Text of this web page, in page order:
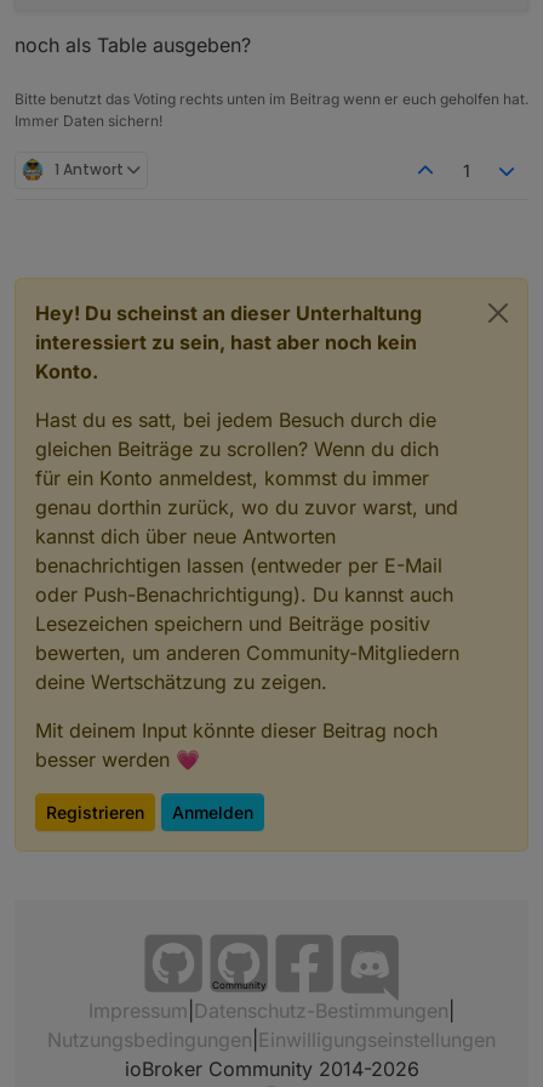
Steuerung und Überwachung von Poolanlagen.
Zu den Funktionen gehören:
Pumpensteuerung (Automatik, Manuell,
Zeitsteuerung, Aus) inkl. Frost- und
Temperaturverwaltung mit bis zu 6 Sensoren,
Sprachausgabe über Alexa oder Telegram
Changelog (Auszug)
0.0.7 – Help-Datei ( help.md
) und erste
noch als Table ausgeben?
Bitte benutzt das Voting rechts unten im Beitrag wenn er euch geholfen hat.
Immer Daten sichern!
1 Antwort 1
Hey! Du scheinst an dieser Unterhaltung
interessiert zu sein, hast aber noch kein
Konto.
Hast du es satt, bei jedem Besuch durch die
gleichen Beiträge zu scrollen? Wenn du dich
für ein Konto anmeldest, kommst du immer
genau dorthin zurück, wo du zuvor warst, und
kannst dich über neue Antworten
benachrichtigen lassen (entweder per E-Mail
oder Push-Benachrichtigung). Du kannst auch
Lesezeichen speichern und Beiträge positiv
bewerten, um anderen Community-Mitgliedern
deine Wertschätzung zu zeigen.
Mit deinem Input könnte dieser Beitrag noch
besser werden 💗
Registrieren Anmelden
Community
Impressum Datenschutz-Bestimmungen
Nutzungsbedingungen Einwilligungseinstellungen
ioBroker Community 2014-2026